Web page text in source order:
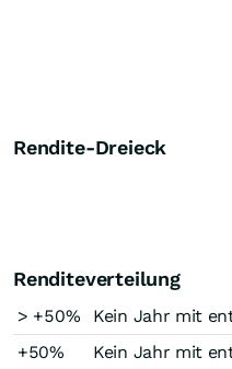
Rendite-Dreieck
Renditeverteilung
> +50%
Kein Jahr mit
+50%
Kein Jahr mit